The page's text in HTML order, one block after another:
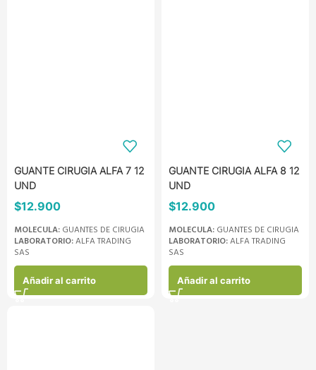
GUANTE CIRUGIA ALFA 7 12
UND
$12.900
MOLECULA: GUANTES DE CIRUGIA
LABORATORIO:ALFA TRADING
SAS
Añadir al carrito
GUANTE CIRUGIA ALFA 8 12
UND
$12.900
MOLECULA: GUANTES DE CIRUGIA
LABORATORIO:ALFA TRADING
SAS
Añadir al carrito